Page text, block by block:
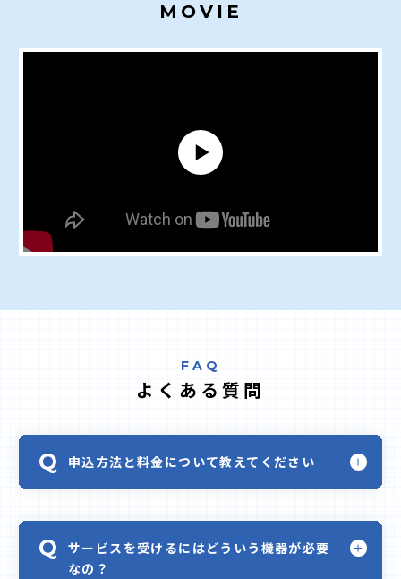
MOVIE
FAQ
よくある質問
申込方法と料金について教えてください
サービスを受けるにはどういう機器が必要
なの？